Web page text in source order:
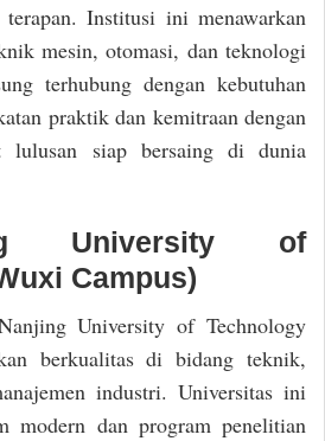
Institusi ini menawarkan
mesin, otomasi, dan teknologi
terhubung dengan kebutuhan
praktik dan kemitraan dengan
lulusan siap bersaing di dunia
University of
Campus)
University of Technology
berkualitas di bidang teknik,
industri. Universitas ini
modern dan program penelitian